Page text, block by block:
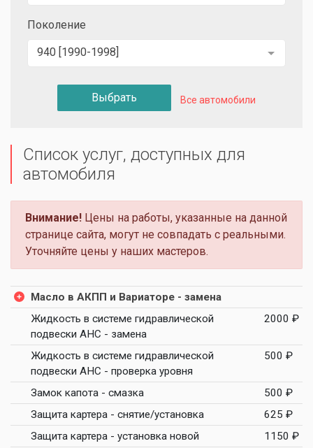
Поколение
940 [1990-1998]
Выбрать Все автомобили
Список услуг, доступных для
автомобиля
Внимание! Цены на работы, указанные на данной
странице сайта, могут не совпадать с реальными.
Уточняйте цены у наших мастеров.
Масло в АКПП и Вариаторе - замена
Жидкость в системе гидравлической
подвески AHC - замена
2000 ₽
Жидкость в системе гидравлической
подвески AHC - проверка уровня
500 ₽
Замок капота - смазка
500 ₽
Защита картера - снятие/установка
625 ₽
Защита картера - установка новой
1150 ₽